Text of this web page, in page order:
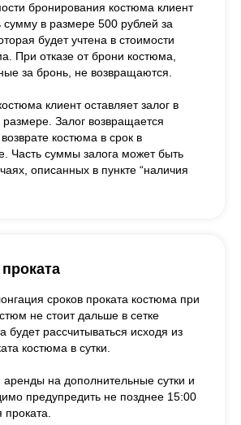
бронирования костюма клиент
сумму в размере 500 рублей за
будет учтена в стоимости
При отказе от брони костюма,
за бронь, не возвращаются.
клиент оставляет залог в
Залог возвращается
костюма в срок в
Часть суммы залога может быть
описанных в пункте “наличия
сроков проката костюма при
не стоит дальше в сетке
будет рассчитываться исходя из
костюма в сутки.
на дополнительные сутки и
предупредить не позднее 15:00
проката.